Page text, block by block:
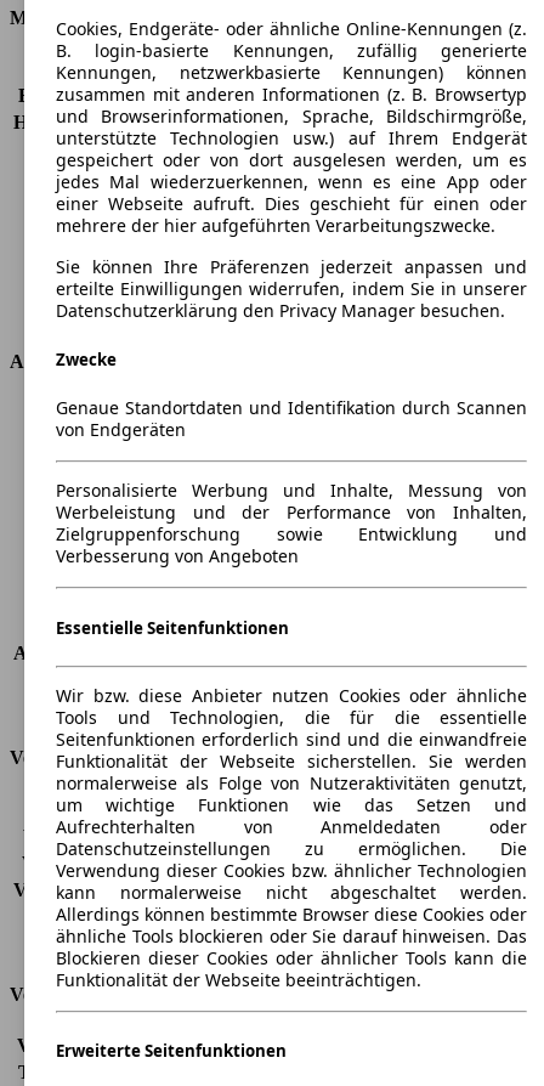
Motor & Leistung
KW (PS)
107 kW (145 PS)
Beschleunigung (0-100 km/h) 9,2s
Höchstgeschwindigkeit (km/h) 206 km/h
Anzahl der Gänge
5
Drehmoment
185 nm
Hubraum
1999 ccm
Kraftstoff
Benzin
Zylinder
Getriebe
Schaltgetriebe
Antriebsart
Vorderradantrieb
Abmessungen
Länge
4337 mm
Höhe
Breite
2020 mm
Radstand
-
Maximalgewicht
Max. Zuladung
-
3
Dachlast
-
Anhängelast (ungebremst)
Kofferraumvolumen
282 - 1144 l
Verbrauch
CO2 Emissionen*
169 g/km (komb.)
Verbrauch (Stadt)
9,8 l/100km
Verbrauch (Land)
5,4 l/100km
Verbrauch (komb.)* 7,1 l/100km
Schadstoffklasse
EU5
Tankinhalt
55 l
Versicherungsklassen
Vollkasko -
Teilkasko
Cookies, Endgeräte- oder ähnliche Online-Kennungen (z.
B. login-basierte Kennungen, zufällig generierte
Kennungen, netzwerkbasierte Kennungen) können
zusammen mit anderen Informationen (z. B. Browsertyp
und Browserinformationen, Sprache, Bildschirmgröße,
unterstützte Technologien usw.) auf Ihrem Endgerät
gespeichert oder von dort ausgelesen werden, um es
jedes Mal wiederzuerkennen, wenn es eine App oder
einer Webseite aufruft. Dies geschieht für einen oder
mehrere der hier aufgeführten Verarbeitungszwecke.
Sie können Ihre Präferenzen jederzeit anpassen und
erteilte Einwilligungen widerrufen, indem Sie in unserer
Datenschutzerklärung den Privacy Manager besuchen.
Zwecke
Genaue Standortdaten und Identifikation durch Scannen
von Endgeräten
Personalisierte Werbung und Inhalte, Messung von
Werbeleistung und der Performance von Inhalten,
Zielgruppenforschung sowie Entwicklung und
Verbesserung von Angeboten
Essentielle Seitenfunktionen
Wir bzw. diese Anbieter nutzen Cookies oder ähnliche
Tools und Technologien, die für die essentielle
Seitenfunktionen erforderlich sind und die einwandfreie
Funktionalität der Webseite sicherstellen. Sie werden
normalerweise als Folge von Nutzeraktivitäten genutzt,
um wichtige Funktionen wie das Setzen und
Aufrechterhalten von Anmeldedaten oder
Datenschutzeinstellungen zu ermöglichen. Die
Verwendung dieser Cookies bzw. ähnlicher Technologien
kann normalerweise nicht abgeschaltet werden.
Allerdings können bestimmte Browser diese Cookies oder
ähnliche Tools blockieren oder Sie darauf hinweisen. Das
Blockieren dieser Cookies oder ähnlicher Tools kann die
Funktionalität der Webseite beeinträchtigen.
Erweiterte Seitenfunktionen